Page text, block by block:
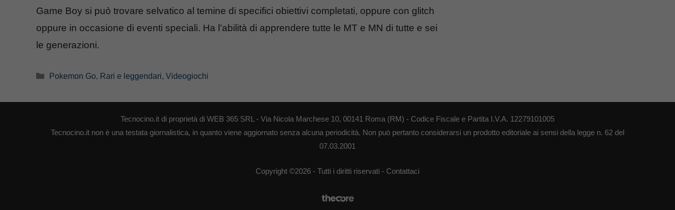
Game Boy si può trovare selvatico al temine di specifici obiettivi completati, oppure con glitch
oppure in occasione di eventi speciali. Ha l’abilità di apprendere tutte le MT e MN di tutte e sei
le generazioni.
Categorie
Pokemon Go, Rari e leggendari, Videogiochi
Tecnocino.it di proprietà di WEB 365 SRL - Via Nicola Marchese 10, 00141 Roma (RM) - Codice Fiscale e Partita I.V.A. 12279101005
Tecnocino.it non è una testata giornalistica, in quanto viene aggiornato senza alcuna periodicità. Non può pertanto considerarsi un prodotto editoriale ai sensi della legge n. 62 del
07.03.2001
Copyright ©2026 - Tutti i diritti riservati - Contattaci